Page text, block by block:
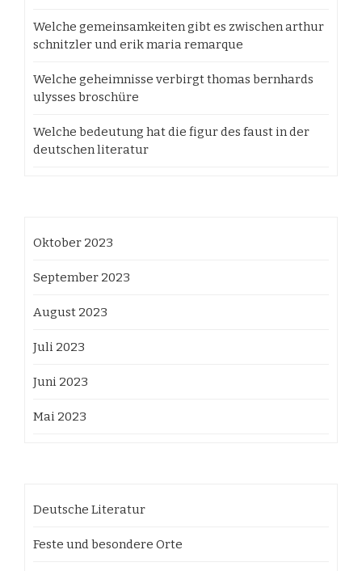
Welche gemeinsamkeiten gibt es zwischen arthur
schnitzler und erik maria remarque
Welche geheimnisse verbirgt thomas bernhards
ulysses broschüre
Welche bedeutung hat die figur des faust in der
deutschen literatur
Oktober 2023
September 2023
August 2023
Juli 2023
Juni 2023
Mai 2023
Deutsche Literatur
Feste und besondere Orte